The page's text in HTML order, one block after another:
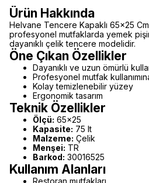
Ürün Hakkında
Helvane Tencere Kapaklı 65x25
profesyonel mutfaklarda yemek
dayanıklı çelik tencere modelidir.
Öne Çıkan Özellikler
Dayanıklı ve uzun ömürlü
Profesyonel mutfak
Kolay temizlenebilir yüzey
Ergonomik tasarım
Teknik Özellikler
Ölçü: 65x25
Kapasite: 75 lt
Malzeme: Çelik
Menşei: TR
Barkod: 30016525
Kullanım Alanları
Restoran mutfakları